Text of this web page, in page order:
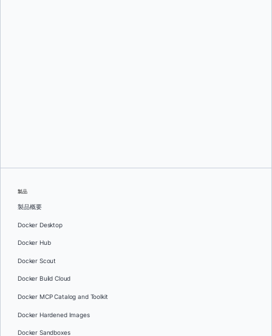
製品
製品概要
Docker Desktop
Docker Hub
Docker Scout
Docker Build Cloud
Docker MCP Catalog and Toolkit
Docker Hardened Images
Docker Sandboxes